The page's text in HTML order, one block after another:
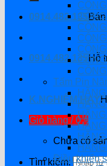
0914.482.135
0914.482.135Hỗ
K.NGHIỆM HAY
Giỏ hàng /0₫
Chưa có
Tìm kiếm:
Tấm Pin
HÃNG
Điều khiển